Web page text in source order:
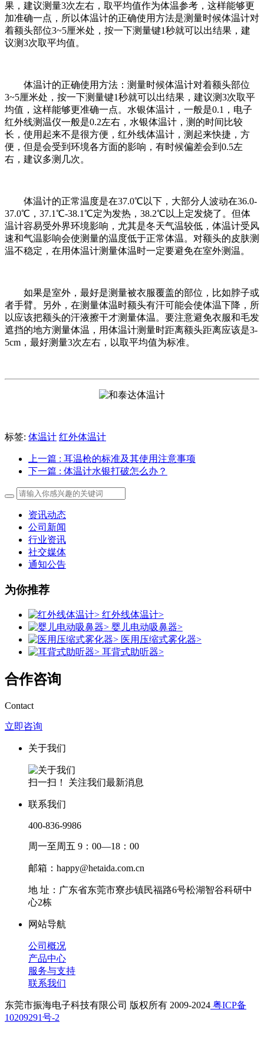
果，建议测量3次左右，取平均值作为体温参考，这样能够更
加准确一点，所以体温计的正确使用方法是测量时候体温计对
着额头部位3~5厘米处，按一下测量键1秒就可以出结果，建
议测3次取平均值。
体温计的正确使用方法：测量时候体温计对着额头部位
3~5厘米处，按一下测量键1秒就可以出结果，建议测3次取平
均值，这样能够更准确一点。水银体温计，一般是0.1，电子
红外线测温仪一般是0.2左右，水银体温计，测的时间比较
长，使用起来不是很方便，红外线体温计，测起来快捷，方
便，但是会受到环境各方面的影响，有时候偏差会到0.5左
右，建议多测几次。
体温计的正常温度是在37.0℃以下，大部分人波动在36.0-
37.0℃，37.1℃-38.1℃定为发热，38.2℃以上定发烧了。但体
温计容易受外界环境影响，尤其是冬天气温较低，体温计受风
速和气温影响会使测量的温度低于正常体温。对额头的皮肤测
温不稳定，在用体温计测量体温时一定要避免在室外测温。
如果是室外，最好是测量被衣服覆盖的部位，比如脖子或
者手臂。另外，在测量体温时额头有汗可能会使体温下降，所
以应该把额头的汗液擦干才测量体温。要注意避免衣服和毛发
遮挡的地方测量体温，用体温计测量时距离额头距离应该是3-
5cm，最好测量3次左右，以取平均值为标准。
标签: 体温计 红外体温计
上一篇 : 耳温枪的标准及其使用注意事项
下一篇 : 体温计水银打破怎么办？
资讯动态
公司新闻
行业资讯
社交媒体
通知公告
为你推荐
红外线体温计>
婴儿电动吸鼻器>
医用压缩式雾化器>
耳背式助听器>
合作咨询
Contact
立即咨询
关于我们
扫一扫！ 关注我们最新消息
联系我们
400-836-9986
周一至周五 9：00—18：00
邮箱：happy@hetaida.com.cn
地 址：广东省东莞市寮步镇民福路6号松湖智谷科研中
心2栋
网站导航
公司概况
产品中心
服务与支持
联系我们
东莞市振海电子科技有限公司 版权所有 2009-2024 粤ICP备
10209291号-2